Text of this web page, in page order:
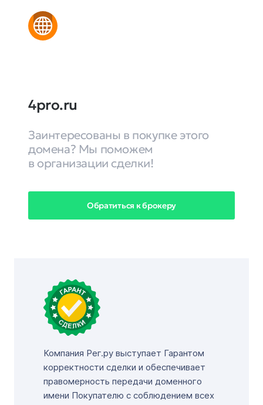
4pro.ru
Заинтересованы в покупке этого
домена? Мы поможем
в организации сделки!
Обратиться к брокеру
Компания Рег.ру выступает Гарантом
корректности сделки и обеспечивает
правомерность передачи доменного
имени Покупателю с соблюдением всех